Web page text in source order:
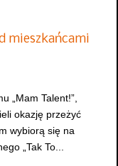
mieszkańcami
„Mam Talent!”,
okazję przeżyć
wybiorą się na
„Tak To...